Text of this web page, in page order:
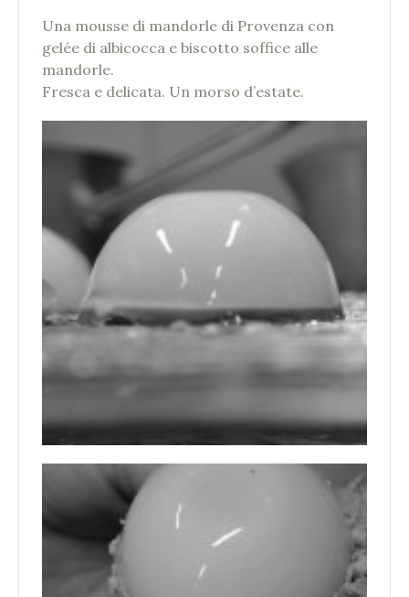
Una mousse di mandorle di Provenza con
gelée di albicocca e biscotto soffice alle
mandorle.
Fresca e delicata. Un morso d’estate.